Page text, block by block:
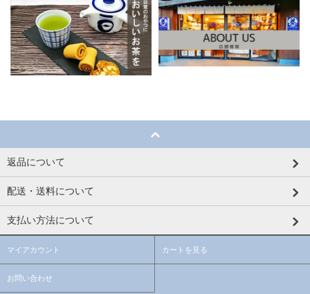
返品について
配送・送料について
支払い方法について
マイアカウント カートを見る
お問い合わせ